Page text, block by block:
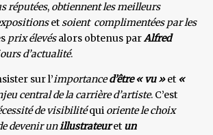
réputées, obtiennent les meilleurs
etsoient complimentées par les
prix élevésalors obtenus parAlfred
d’actualité.
sur l’importanced’être « vu »et «
central de la carrière d’artiste. C’est
de visibilitéqui oriente le choix
devenir unillustrateuret un